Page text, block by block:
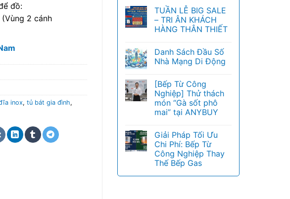
đồ:
2 cánh
inox, tủ bát gia đình,
TUẦN LỄ BIG SALE
– TRI ÂN KHÁCH
HÀNG THÂN THIẾT
Danh Sách Đầu Số
Nhà Mạng Di Động
[Bếp Từ Công
Nghiệp] Thử thách
món “Gà sốt phô
mai” tại ANYBUY
Giải Pháp Tối Ưu
Chi Phí: Bếp Từ
Công Nghiệp Thay
Thế Bếp Gas